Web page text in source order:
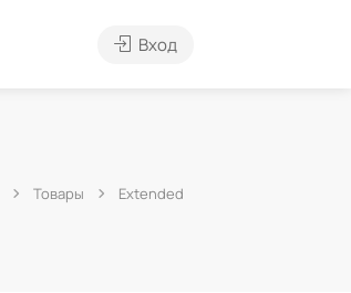
Вход
Товары Extended